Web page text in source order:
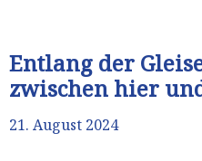
Entlang der
zwischen hier
21. August 2024